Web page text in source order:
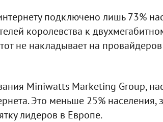
подключено лишь 73%
королевства к
не накладывает на
Miniwatts Marketing Group,
Это меньше 25% населения,
лидеров в Европе.